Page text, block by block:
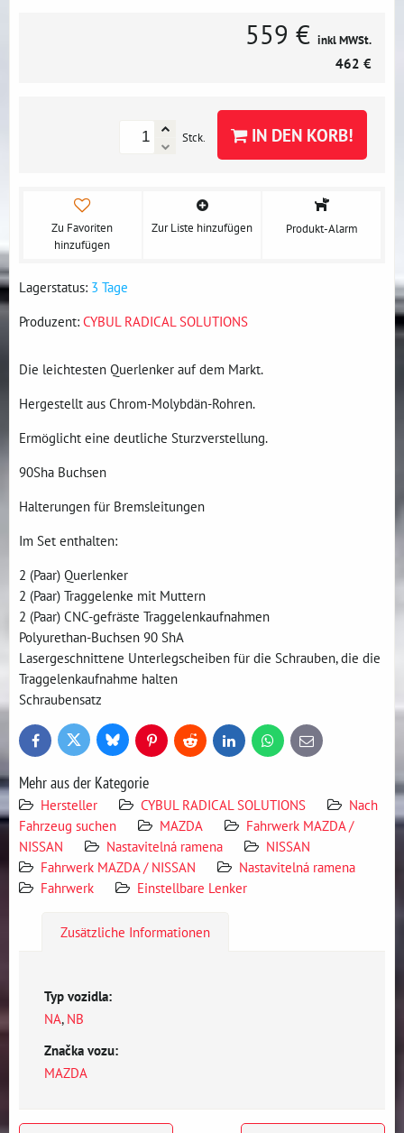
559 € inkl MWSt.
462 €
Stck. IN DEN KORB!
Zu Favoriten
hinzufügen
Zur Liste hinzufügen Produkt-Alarm
Lagerstatus: 3 Tage
Produzent: CYBUL RADICAL SOLUTIONS
Die leichtesten Querlenker auf dem Markt.
Hergestellt aus Chrom-Molybdän-Rohren.
Ermöglicht eine deutliche Sturzverstellung.
90Sha Buchsen
Halterungen für Bremsleitungen
Im Set enthalten:
2 (Paar) Querlenker
2 (Paar) Traggelenke mit Muttern
2 (Paar) CNC-gefräste Traggelenkaufnahmen
Polyurethan-Buchsen 90 ShA
Lasergeschnittene Unterlegscheiben für die Schrauben, die die
Traggelenkaufnahme halten
Schraubensatz
FacebookTwitter BlueskyPinterestReddit LinkedInWhatsApp
E-
mail
Mehr aus der Kategorie
Hersteller CYBUL RADICAL SOLUTIONS
Nach
Fahrzeug suchen
MAZDA
Fahrwerk MAZDA /
NISSAN
Nastavitelná ramena
NISSAN
Fahrwerk MAZDA / NISSAN
Nastavitelná ramena
Fahrwerk
Einstellbare Lenker
Zusätzliche Informationen
Typ vozidla:
NA, NB
Značka vozu:
MAZDA